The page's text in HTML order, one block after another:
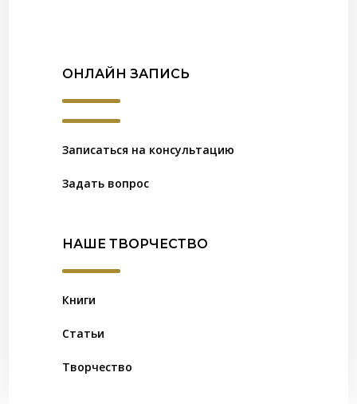
ОНЛАЙН ЗАПИСЬ
Записаться на консультацию
Задать вопрос
НАШЕ ТВОРЧЕСТВО
Книги
Статьи
Творчество